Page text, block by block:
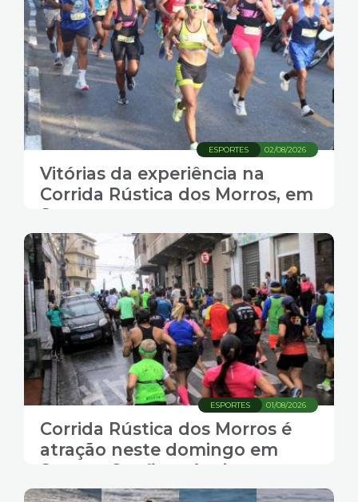
02/08/2026
ESPORTES
Vitórias da experiência na
Corrida Rústica dos Morros, em
Santos
01/08/2026
ESPORTES
Corrida Rústica dos Morros é
atração neste domingo em
Santos. Confira trânsito e
transporte coletivo